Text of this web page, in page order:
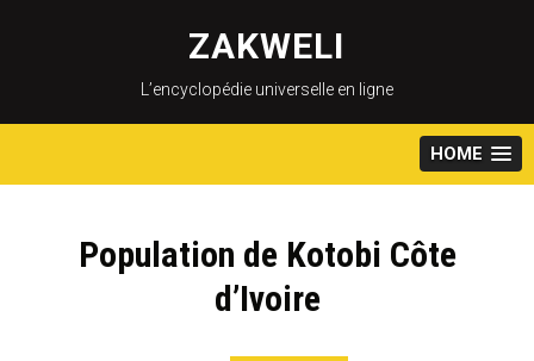
content
ZAKWELI
L’encyclopédie universelle en ligne
HOME
Population de Kotobi Côte
d’Ivoire